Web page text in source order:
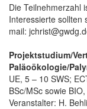
Die Teilnehmerzahl
Interessierte sollten
mail:
Projektstudium/
Paläoökologie/
UE, 5 – 10 SWS;
BSc/MSc sowie
Veranstalter: H.